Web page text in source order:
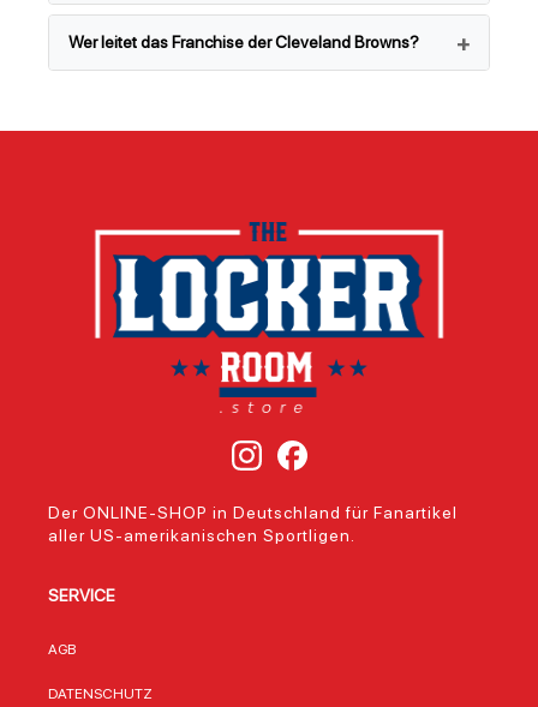
Wer leitet das Franchise der Cleveland Browns?
Der ONLINE-SHOP in Deutschland für Fanartikel
aller US-amerikanischen Sportligen.
SERVICE
AGB
DATENSCHUTZ